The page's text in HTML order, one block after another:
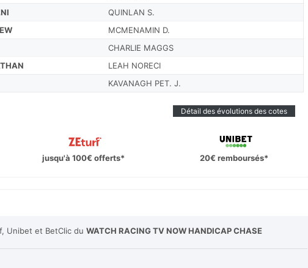
QUINLAN S.
MCMENAMIN D.
CHARLIE MAGGS
LEAH NORECI
KAVANAGH PET. J.
Détail des évolutions des cotes
jusqu'à 100€ offerts* 20€ remboursés*
Unibet et BetClic du WATCH RACING TV NOW HANDICAP CHASE